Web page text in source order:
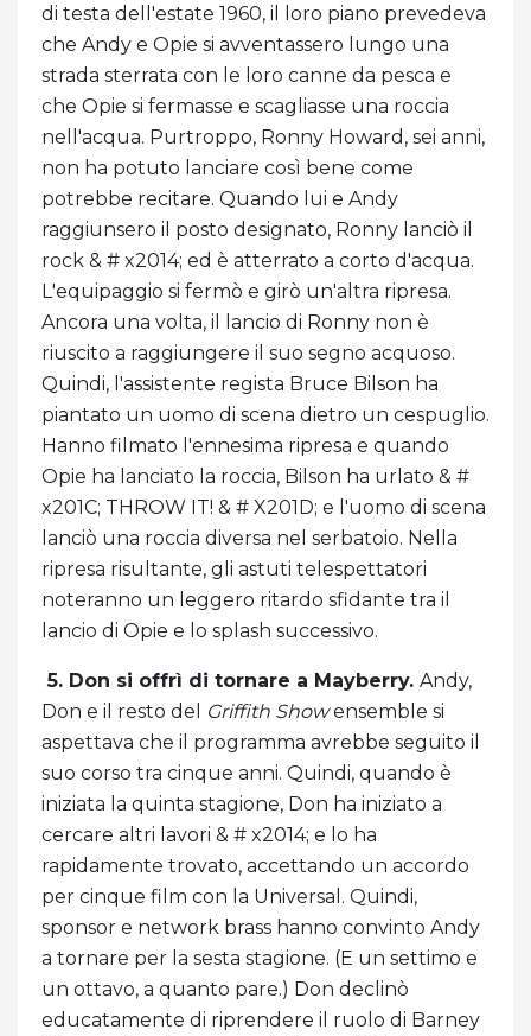
di testa dell'estate 1960, il loro piano prevedeva
che Andy e Opie si avventassero lungo una
strada sterrata con le loro canne da pesca e
che Opie si fermasse e scagliasse una roccia
nell'acqua. Purtroppo, Ronny Howard, sei anni,
non ha potuto lanciare così bene come
potrebbe recitare. Quando lui e Andy
raggiunsero il posto designato, Ronny lanciò il
rock & # x2014; ed è atterrato a corto d'acqua.
L'equipaggio si fermò e girò un'altra ripresa.
Ancora una volta, il lancio di Ronny non è
riuscito a raggiungere il suo segno acquoso.
Quindi, l'assistente regista Bruce Bilson ha
piantato un uomo di scena dietro un cespuglio.
Hanno filmato l'ennesima ripresa e quando
Opie ha lanciato la roccia, Bilson ha urlato & #
x201C; THROW IT! & # X201D; e l'uomo di scena
lanciò una roccia diversa nel serbatoio. Nella
ripresa risultante, gli astuti telespettatori
noteranno un leggero ritardo sfidante tra il
lancio di Opie e lo splash successivo.
5. Don si offrì di tornare a Mayberry. Andy,
Don e il resto del
Griffith Showensemble si
aspettava che il programma avrebbe seguito il
suo corso tra cinque anni. Quindi, quando è
iniziata la quinta stagione, Don ha iniziato a
cercare altri lavori & # x2014; e lo ha
rapidamente trovato, accettando un accordo
per cinque film con la Universal. Quindi,
sponsor e network brass hanno convinto Andy
a tornare per la sesta stagione. (E un settimo e
un ottavo, a quanto pare.) Don declinò
educatamente di riprendere il ruolo di Barney